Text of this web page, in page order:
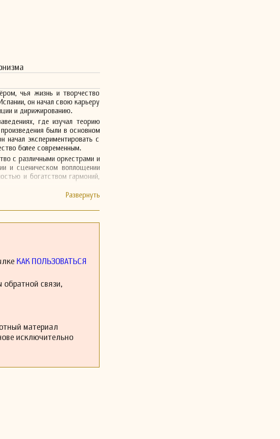
чья жизнь и творчество
он начал свою карьеру
и дирижированию.
где изучал теорию
были в основном
начал экспериментировать с
более современным.
с различными оркестрами и
и сценическом воплощении
и богатством гармоний,
педагогической работой,
событий. В период
на эти вызовы, он продолжал
разнообразные композиции
музыки в XX веке.
след в истории музыки. Его
reminding us of the profound
КАК ПОЛЬЗОВАТЬСЯ
связи,
материал
исключительно